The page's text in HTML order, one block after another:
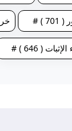
# )
( 646 )